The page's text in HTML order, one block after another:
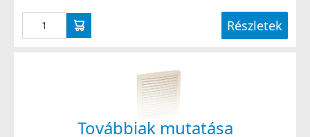
Részletek
Továbbiak mutatása